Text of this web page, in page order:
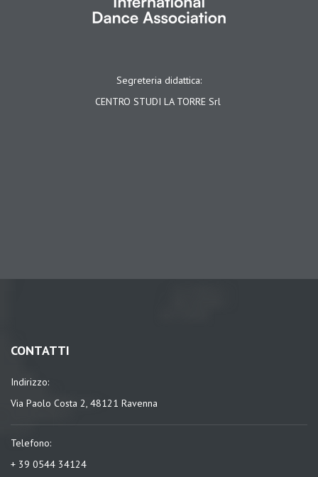
Segreteria didattica:
CENTRO STUDI LA TORRE Srl
CONTATTI
Indirizzo:
Via Paolo Costa 2, 48121 Ravenna
Telefono:
+ 39 0544 34124